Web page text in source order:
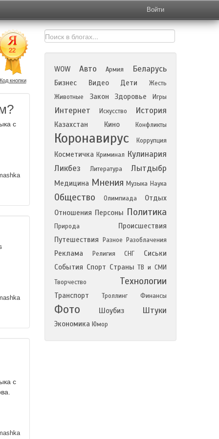
Войти
Код кнопки
с
с
WOW Авто Армия Беларусь
Бизнес Видео Дети
Жесть
Животные
Закон Здоровье Игры
Интернет Искусство История
Казахстан Кино Конфликты
Коронавирус Коррупция
Косметичка Криминал Кулинария
Ликбез
Литература Лытдыбр
Медицина Мнения Музыка Наука
Общество Олимпиада
Отдых
Отношения Персоны Политика
Природа
Происшествия
Путешествия
Разное Разоблачения
Реклама Религия СНГ
Сиськи
События Спорт Страны ТВ и СМИ
Творчество
Технологии
Транспорт Троллинг Финансы
Фото Шоубиз Штуки
Экономика Юмор